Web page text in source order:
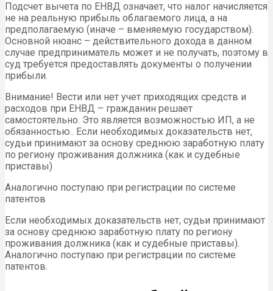
Подсчет вычета по ЕНВД означает, что налог начисляется
не на реальную прибыль облагаемого лица, а на
предполагаемую (иначе – вменяемую государством).
Основной нюанс – действительного дохода в данном
случае предприниматель может и не получать, поэтому в
суд требуется предоставлять документы о получении
прибыли.
Внимание! Вести или нет учет приходящих средств и
расходов при ЕНВД – гражданин решает
самостоятельно. Это является возможностью ИП, а не
обязанностью.. Если необходимых доказательств нет,
судьи принимают за основу среднюю заработную плату
по региону проживания должника (как и судебные
приставы)
Аналогично поступаю при регистрации по системе
патентов
Если необходимых доказательств нет, судьи принимают
за основу среднюю заработную плату по региону
проживания должника (как и судебные приставы).
Аналогично поступаю при регистрации по системе
патентов.